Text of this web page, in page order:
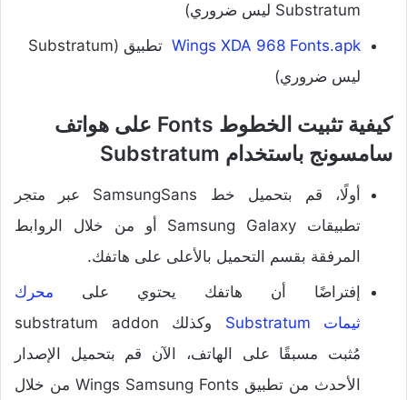
Substratum ليس ضروري)
Wings XDA 968 Fonts.apk
تطبيق (Substratum
ليس ضروري)
كيفية تثبيت الخطوط Fonts على هواتف
سامسونج باستخدام Substratum
أولًا، قم بتحميل خط SamsungSans عبر متجر
تطبيقات Samsung Galaxy أو من خلال الروابط
المرفقة بقسم التحميل بالأعلى على هاتفك.
إفتراضًا أن هاتفك يحتوي على محرك
ثيمات Substratum
وكذلك substratum addon
مُثبت مسبقًا على الهاتف، الآن قم بتحميل الإصدار
الأحدث من تطبيق Wings Samsung Fonts من خلال